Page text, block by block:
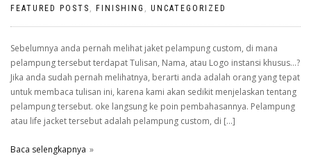
FEATURED POSTS , FINISHING , UNCATEGORIZED
Sebelumnya anda pernah melihat jaket pelampung custom, di mana
pelampung tersebut terdapat Tulisan, Nama, atau Logo instansi khusus…?
Jika anda sudah pernah melihatnya, berarti anda adalah orang yang tepat
untuk membaca tulisan ini, karena kami akan sedikit menjelaskan tentang
pelampung tersebut. oke langsung ke poin pembahasannya. Pelampung
atau life jacket tersebut adalah pelampung custom, di […]
Baca selengkapnya